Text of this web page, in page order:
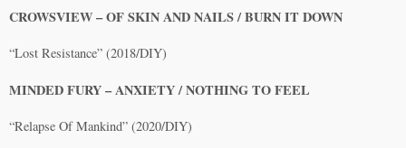
CROWSVIEW – OF SKIN AND NAILS / BURN IT DOWN
“Lost Resistance” (2018/DIY)
MINDED FURY – ANXIETY / NOTHING TO FEEL
“Relapse Of Mankind” (2020/DIY)